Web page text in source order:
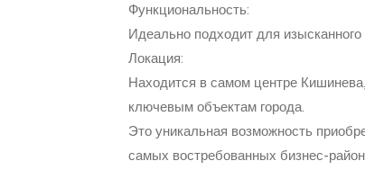
Функциональность:
Идеально подходит для
Локация:
Находится в самом центре
ключевым объектам города.
Это уникальная возможность
самых востребованных бизнес-